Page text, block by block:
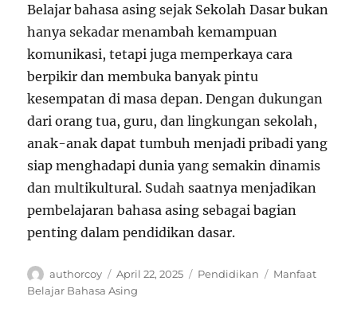
Belajar bahasa asing sejak Sekolah Dasar bukan
hanya sekadar menambah kemampuan
komunikasi, tetapi juga memperkaya cara
berpikir dan membuka banyak pintu
kesempatan di masa depan. Dengan dukungan
dari orang tua, guru, dan lingkungan sekolah,
anak-anak dapat tumbuh menjadi pribadi yang
siap menghadapi dunia yang semakin dinamis
dan multikultural. Sudah saatnya menjadikan
pembelajaran bahasa asing sebagai bagian
penting dalam pendidikan dasar.
Author
authorcoy
Posted
on
April 22, 2025 Categories
Pendidikan Tags
Manfaat
Belajar Bahasa Asing